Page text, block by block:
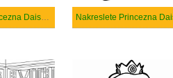
Nakreslete Princezna Daisy prostý tisknutelné